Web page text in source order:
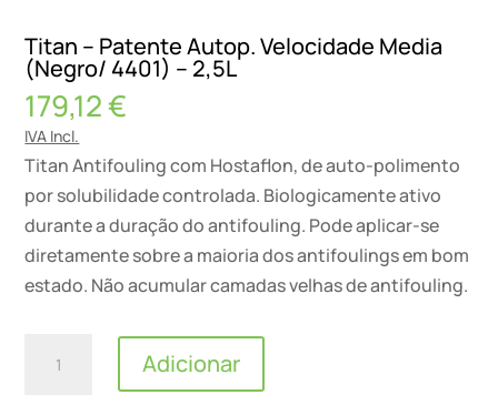
Titan – Patente Autop. Velocidade Media
(Negro/ 4401) – 2,5L
179,12€
IVA Incl.
Titan Antifouling com Hostaflon, de auto-polimento
por solubilidade controlada. Biologicamente ativo
durante a duração do antifouling. Pode aplicar-se
diretamente sobre a maioria dos antifoulings em bom
estado. Não acumular camadas velhas de antifouling.
Quantidade
Adicionar